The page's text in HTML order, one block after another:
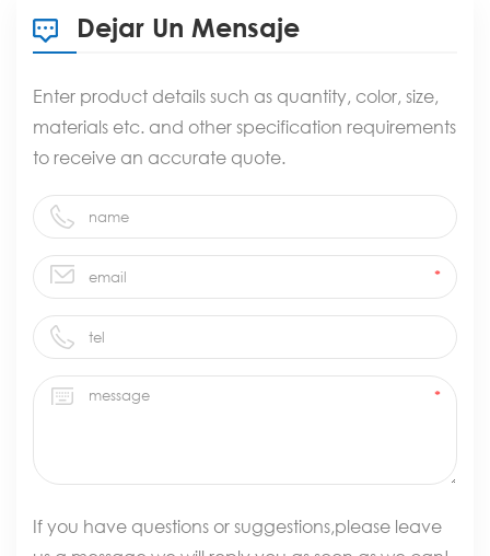
Dejar Un Mensaje
Enter product details such as quantity, color, size,
materials etc. and other specification requirements
to receive an accurate quote.
If you have questions or suggestions,please leave